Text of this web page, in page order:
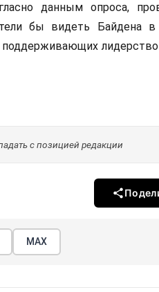
данным опроса,
бы видеть Байдена в
с позицией редакции
МАХ